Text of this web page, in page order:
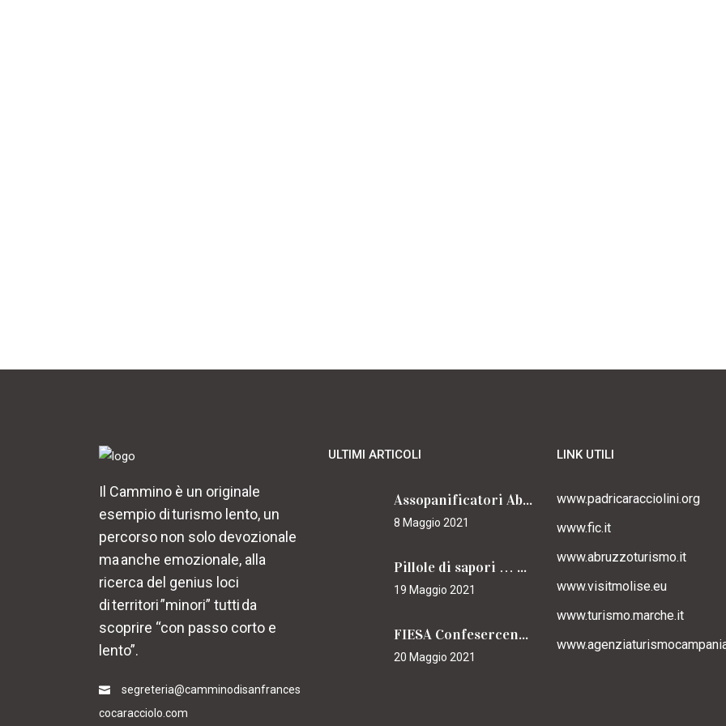
Il Cammino è un originale
esempio di turismo lento, un
percorso non solo devozionale
ma anche emozionale, alla
ricerca del genius loci
di territori ”minori” tutti da
scoprire “con passo corto e
lento”.
segreteria@camminodisanfrances
cocaracciolo.com
ULTIMI ARTICOLI
Assopanificatori Abruzzo e Molise insieme per il Cammino
8 Maggio 2021
Pillole di sapori … caracciolini
19 Maggio 2021
FIESA Confesercenti Campania per il Cammino
20 Maggio 2021
LINK UTILI
www.padricaracciolini.org
www.fic.it
www.abruzzoturismo.it
www.visitmolise.eu
www.turismo.marche.it